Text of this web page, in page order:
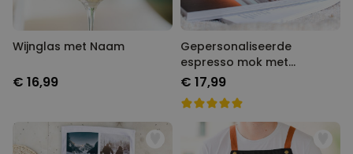
Wijnglas met Naam
€ 16,99
Gepersonaliseerde espresso
mok met monogram
€ 17,99